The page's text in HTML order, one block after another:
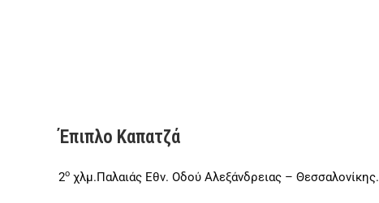
Έπιπλο Καπατζά
2ο χλμ.Παλαιάς Εθν. Οδού Αλεξάνδρειας – Θεσσαλονίκης.